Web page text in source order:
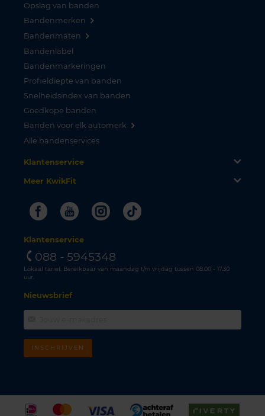
Opslag van banden
Bandenmerken
Bandenmaten
Bandenlabel
Bandenmarkeringen
Profieldiepte van banden
Snelheidsindex van banden
Goedkope banden
Banden voor elk automerk
Alle bandenservices
Klantenservice
Meer KwikFit
FacebookYoutubeInstagram
Tiktok
Klantenservice
088 - 5945348
Lokaal tarief. Bereikbaar van maandag t/m vrijdag tussen 08.00 - 17.30
uur.
Nieuwsbrief
INSCHRIJVEN